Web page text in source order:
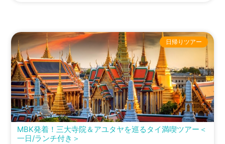
MBK発着！三大寺院＆アユタヤを巡るタイ満喫ツアー＜
一日/ランチ付き＞
日帰りツアー